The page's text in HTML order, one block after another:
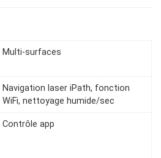
Multi-surfaces
Navigation laser iPath, fonction
WiFi, nettoyage humide/sec
Contrôle app